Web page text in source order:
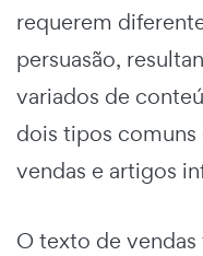
requerem
persuasão,
variados de
dois tipos
vendas e artigos
O texto de